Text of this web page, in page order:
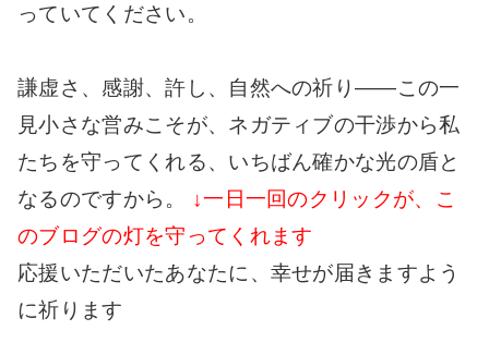
っていてください。
謙虚さ、感謝、許し、自然への祈り――この一
見小さな営みこそが、ネガティブの干渉から私
たちを守ってくれる、いちばん確かな光の盾と
なるのですから。
↓一日一回のクリックが、こ
のブログの灯を守ってくれます
応援いただいたあなたに、幸せが届きますよう
に祈ります